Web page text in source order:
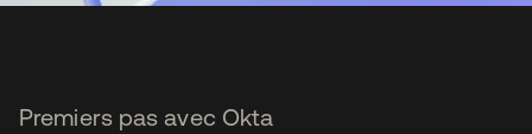
Premiers pas avec Okta